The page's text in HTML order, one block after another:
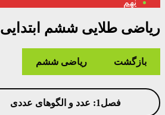
نهم
ریاضی طلایی ششم ابتدایی
بازگشت ریاضی ششم
فصل1: عدد و الگوهای عددی